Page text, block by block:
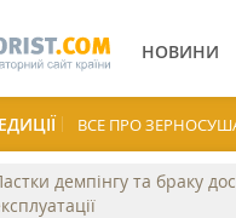
НОВИНИ
ВСЕ ПРО
демпінгу та браку